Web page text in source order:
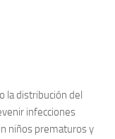
la distribución del
infecciones
niños prematuros y